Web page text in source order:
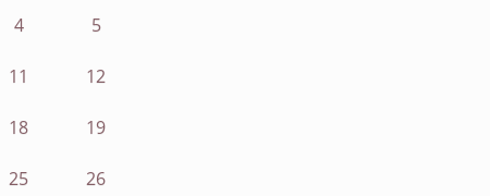
4 5
11 12
18 19
25 26